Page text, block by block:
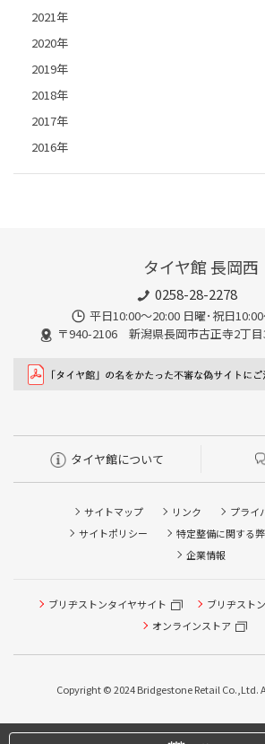
2021年
2020年
2019年
2018年
2017年
2016年
タイヤ館 長岡西
0258-28-2278
平日10:00～20:00 日曜･祝日
〒940-2106 新潟県長岡市古正寺2丁
タイヤ館について
サイトマップ リンク
プライ
サイトポリシー
特定整備に関する
企業情報
ブリヂストンタイヤサイト
ブリヂスト
オンラインストア
Copyright © 2024 Bridgestone Retail Co.,Ltd.
タイヤ点検・安全点検/タイヤ履き替え/